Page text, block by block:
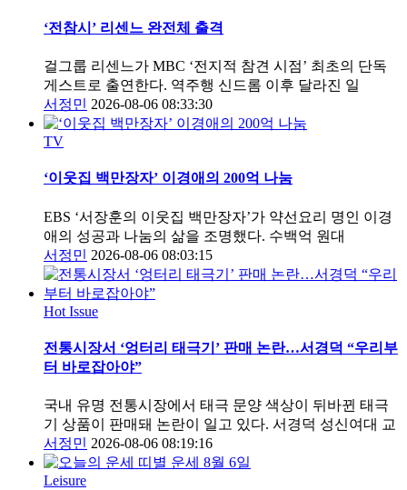
‘전참시’ 리센느 완전체 출격
걸그룹 리센느가 MBC ‘전지적 참견 시점’ 최초의 단독
게스트로 출연한다. 역주행 신드롬 이후 달라진 일
서정민 2026-08-06 08:33:30
TV
‘이웃집 백만장자’ 이경애의 200억 나눔
EBS ‘서장훈의 이웃집 백만장자’가 약선요리 명인 이경
애의 성공과 나눔의 삶을 조명했다. 수백억 원대
서정민 2026-08-06 08:03:15
Hot Issue
전통시장서 ‘엉터리 태극기’ 판매 논란…서경덕 “우리부
터 바로잡아야”
국내 유명 전통시장에서 태극 문양 색상이 뒤바뀐 태극
기 상품이 판매돼 논란이 일고 있다. 서경덕 성신여대 교
서정민 2026-08-06 08:19:16
Leisure